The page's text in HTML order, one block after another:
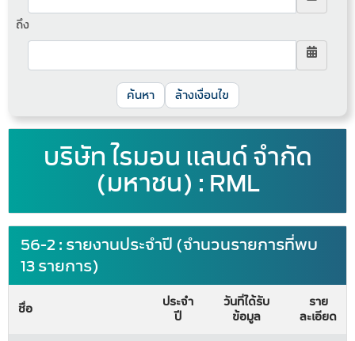
ถึง
ล้างเงื่อนไข
บริษัท ไรมอน แลนด์ จำกัด
(มหาชน) : RML
56-2 : รายงานประจำปี (จำนวนรายการที่พบ
13 รายการ)
ชื่อ
ประจำ
ปี
วันที่ได้รับ
ข้อมูล
ราย
ละเอียด